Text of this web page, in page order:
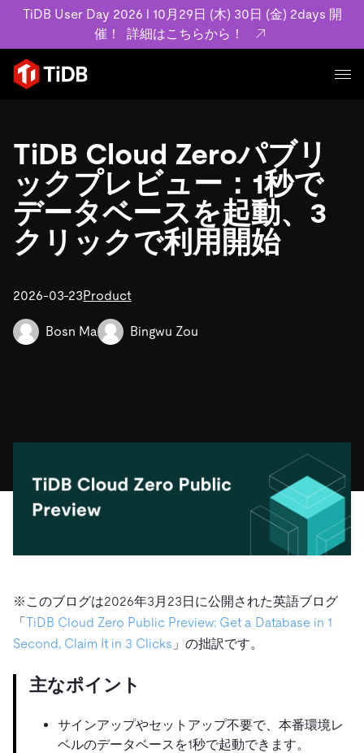
TiDB User Day 2026 l 10月29日 (木) 30日 (金) 2days 開
催！
詳細はこちらから！
プロダクト
MySQL互換の分散データベースで高可用性と水平スケー
ラビリティを備え大規模データをリアルタイムで処理でき
ます。
詳細はこちら
TiDB Cloud
料金
ユースケース
事例記事
お客様事例やユーザーによる検証結果の記事などを紹介し
ています。
SaaS
MySQLワークロードの近代化
Build GenAI Applications
リソース
学習コンテンツ
アーカイブ動画
TiDB Labs 認定資格試験
基本規約、TiDBクラウドサービス契約、SLA、利用規約、
会社概要
ドキュメント
TiDB Cloud Zeroパブリ
ックプレビュー：1秒で
データベースを起動、3
クリックで利用開始
2026-03-23Product
Bosn Ma Bingwu Zou
※このブログは2026年3月23日に公開された英語ブログ
「TiDB Cloud Zero Public Preview: Get a Database in 1
Second, Claim It in 3 Clicks 」の拙訳です。
主なポイント
サインアップやセットアップ不要で、本番環境レ
ベルのデータベースを1秒で起動できます。